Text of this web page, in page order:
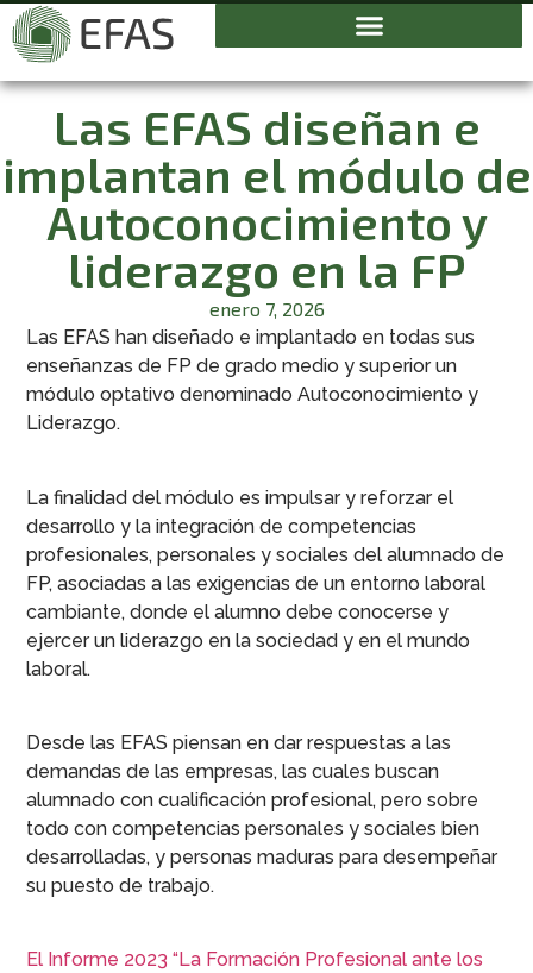
Las EFAS diseñan e
implantan el módulo de
Autoconocimiento y
liderazgo en la FP
enero 7, 2026
Las EFAS han diseñado e implantado en todas sus
enseñanzas de FP de grado medio y superior un
módulo optativo denominado Autoconocimiento y
Liderazgo.
La finalidad del módulo es impulsar y reforzar el
desarrollo y la integración de competencias
profesionales, personales y sociales del alumnado de
FP, asociadas a las exigencias de un entorno laboral
cambiante, donde el alumno debe conocerse y
ejercer un liderazgo en la sociedad y en el mundo
laboral.
Desde las EFAS piensan en dar respuestas a las
demandas de las empresas, las cuales buscan
alumnado con cualificación profesional, pero sobre
todo con competencias personales y sociales bien
desarrolladas, y personas maduras para desempeñar
su puesto de trabajo.
El Informe 2023 “La Formación Profesional ante los